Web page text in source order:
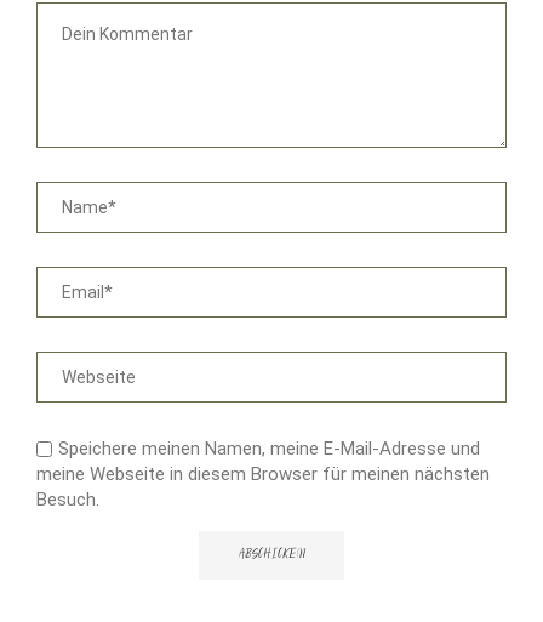
Speichere meinen Namen, meine E-Mail-Adresse und
meine Webseite in diesem Browser für meinen nächsten
Besuch.